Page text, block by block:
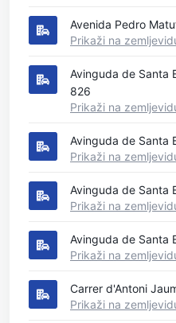
Avenida Pedro
Prikaži na
Avinguda de Santa
826
Prikaži na
Avinguda de Santa
Prikaži na
Avinguda de Santa
Prikaži na
Avinguda de Santa
Prikaži na
Carrer d'Antoni
Prikaži na